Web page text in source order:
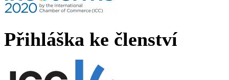
Přihláška ke členství